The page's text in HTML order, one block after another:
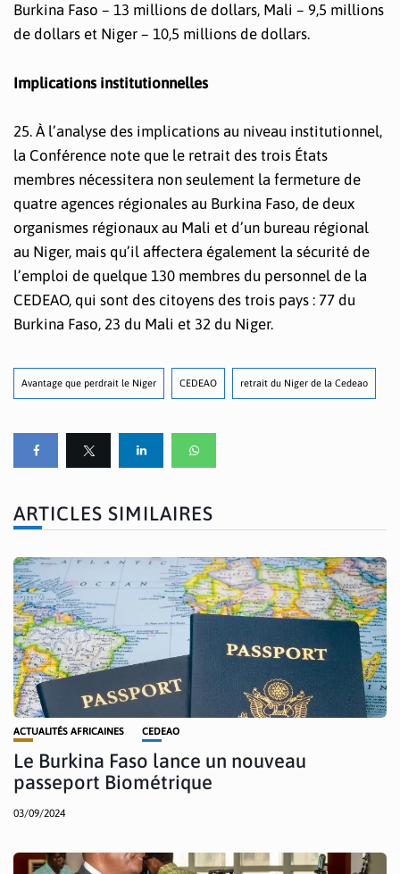
Burkina Faso – 13 millions de dollars, Mali – 9,5 millions
de dollars et Niger – 10,5 millions de dollars.
Implications institutionnelles
25. À l’analyse des implications au niveau institutionnel,
la Conférence note que le retrait des trois États
membres nécessitera non seulement la fermeture de
quatre agences régionales au Burkina Faso, de deux
organismes régionaux au Mali et d’un bureau régional
au Niger, mais qu’il affectera également la sécurité de
l’emploi de quelque 130 membres du personnel de la
CEDEAO, qui sont des citoyens des trois pays : 77 du
Burkina Faso, 23 du Mali et 32 du Niger.
Avantage que perdrait le Niger CEDEAO retrait du Niger de la Cedeao
ARTICLES SIMILAIRES
ACTUALITÉS AFRICAINES CEDEAO
Le Burkina Faso lance un nouveau
passeport Biométrique
03/09/2024